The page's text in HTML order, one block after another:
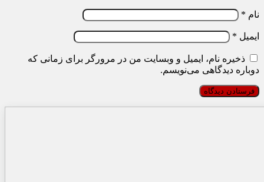
نام *
ایمیل *
ذخیره نام، ایمیل و وبسایت من در مرورگر برای زمانی که
دوباره دیدگاهی می‌نویسم.